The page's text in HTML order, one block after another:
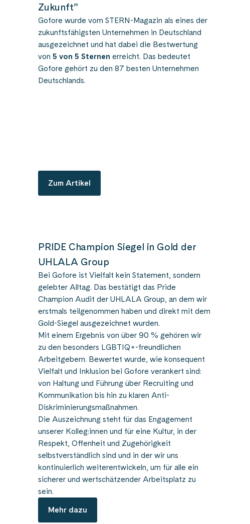
Zukunft”​
Gofore wurde vom STERN-Magazin als eines der
zukunftsfähigsten Unternehmen in Deutschland
ausgezeichnet und hat dabei die Bestwertung
von 5 von 5 Sternen erreicht. Das bedeutet
Gofore gehört zu den 87 besten Unternehmen
Deutschlands.
Zum Artikel
PRIDE Champion Siegel in Gold der
UHLALA Group
Bei Gofore ist Vielfalt kein Statement, sondern
gelebter Alltag. Das bestätigt das Pride
Champion Audit der UHLALA Group, an dem wir
erstmals teilgenommen haben und direkt mit dem
Gold-Siegel ausgezeichnet wurden.
Mit einem Ergebnis von über 90 % gehören wir
zu den besonders LGBTIQ+-freundlichen
Arbeitgebern. Bewertet wurde, wie konsequent
Vielfalt und Inklusion bei Gofore verankert sind:
von Haltung und Führung über Recruiting und
Kommunikation bis hin zu klaren Anti-
Diskriminierungsmaßnahmen.
Die Auszeichnung steht für das Engagement
unserer Kolleg:innen und für eine Kultur, in der
Respekt, Offenheit und Zugehörigkeit
selbstverständlich sind und in der wir uns
kontinuierlich weiterentwickeln, um für alle ein
sicherer und wertschätzender Arbeitsplatz zu
sein.
Mehr dazu